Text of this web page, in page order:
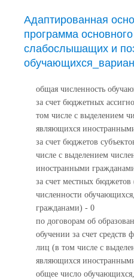
Адаптированная
программа
слабослышащих и
общая численность
за счет бюджетных
том числе с выделением
являющихся
за счет бюджетов
числе с выделением
иностранными
за счет местных
численности
гражданами) - 0
по договорам об
обучении за счет
лиц (в том числе с
являющихся
общее число